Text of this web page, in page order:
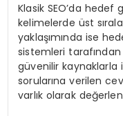
Klasik SEO’da
kelimelerde üst
yaklaşımında ise
sistemleri
güvenilir kaynaklarla
sorularına verilen
varlık olarak